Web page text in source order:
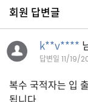
취
미/
상
회원 답변글
k**v****
답변일 11/19/
복수 국적자는 입
됩니다.